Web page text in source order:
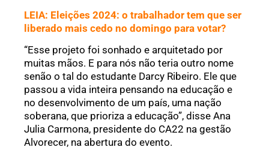
LEIA: Eleições 2024: o trabalhador tem que ser
liberado mais cedo no domingo para votar?
“Esse projeto foi sonhado e arquitetado por
muitas mãos. E para nós não teria outro nome
senão o tal do estudante Darcy Ribeiro. Ele que
passou a vida inteira pensando na educação e
no desenvolvimento de um país, uma nação
soberana, que prioriza a educação”, disse Ana
Julia Carmona, presidente do CA22 na gestão
Alvorecer, na abertura do evento.